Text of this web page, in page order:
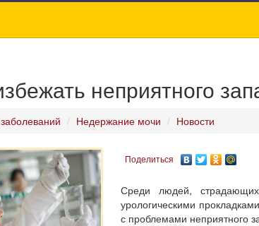
неприятного
Недержание мочи Новости
Поделиться
Среди людей,
урологическими
с проблемами неприятного